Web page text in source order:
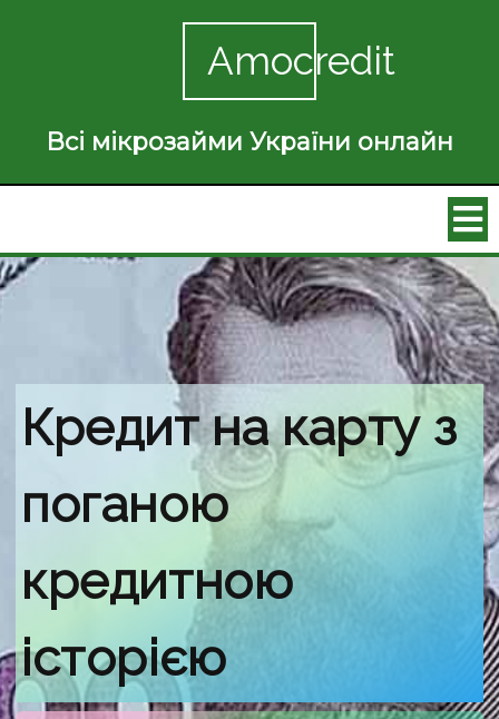
Amocredit
Всі мікрозайми України онлайн
Кредит на карту з
поганою
кредитною
історією